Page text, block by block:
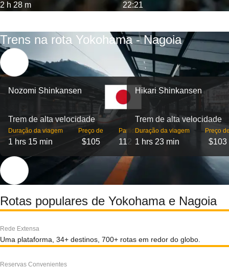
2 h 28 m 22:21
Trens na rota Yokohama - Nagoia
Nozomi Shinkansen
Trem de alta velocidade
Duração da viagem
1 hrs 15 min
Preço de
$105
Partidas
112
Hikari Shinkansen
Trem de alta velocidade
Duração da viagem
1 hrs 23 min
Preço
$103
Rotas populares de Yokohama e Nagoia
Rede Extensa
Uma plataforma, 34+ destinos, 700+ rotas em redor do globo.
Reservas Convenientes